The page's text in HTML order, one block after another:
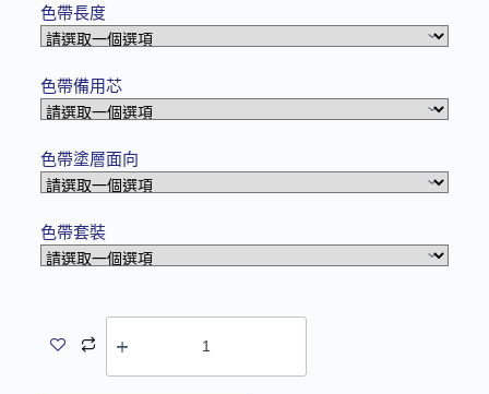
色帶長度
色帶備用芯
色帶塗層面向
色帶套裝